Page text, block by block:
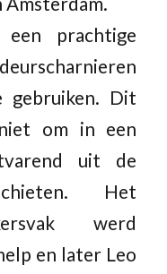
prachtige
gebruiken. Dit
om in een
uit de
Het
werd
en later Leo